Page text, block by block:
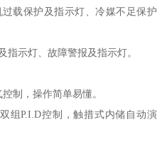
载保护及指示灯、冷媒不足保护
指示灯、故障警报及指示灯。
制，操作简单易懂。
组P.I.D控制，触措式内储自动演